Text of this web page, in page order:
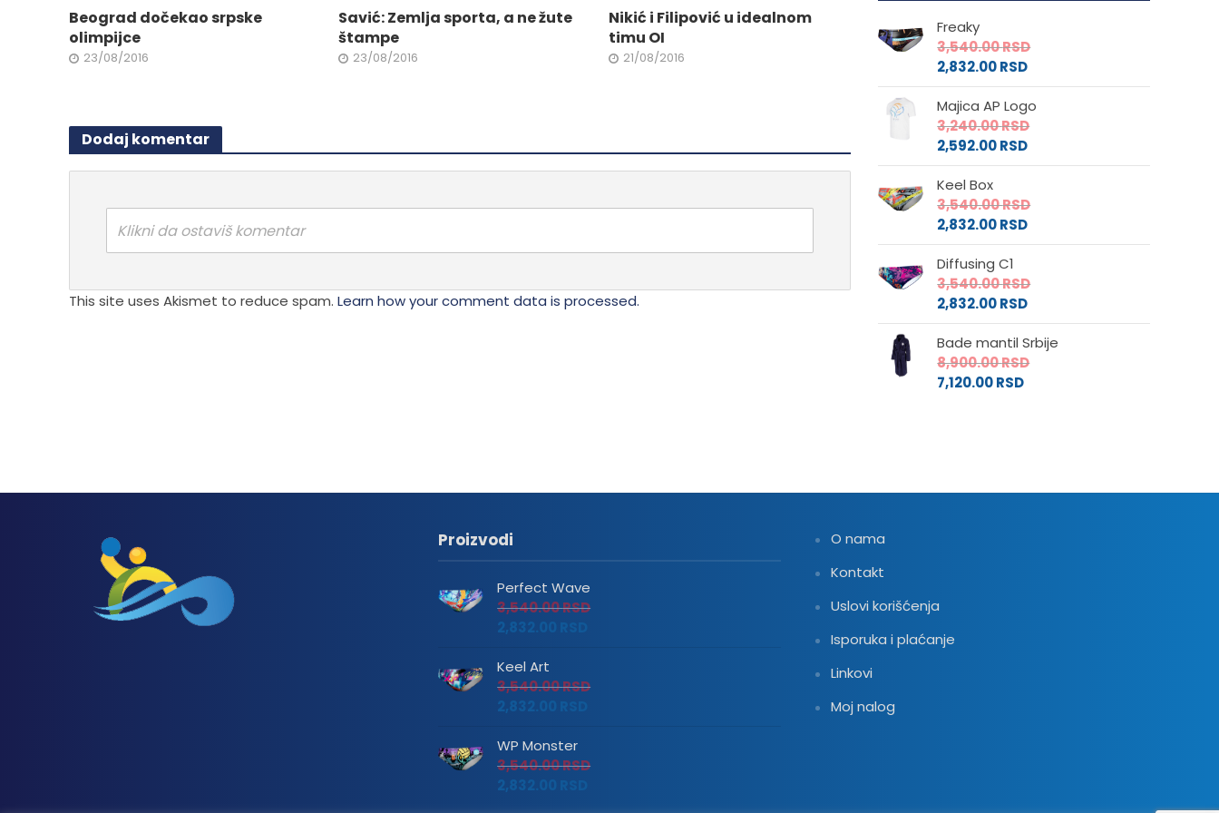
izabrane
stranici
proizvoda.
stranici
proizvoda.
Beograd dočekao srpske
olimpijce
23/08/2016
Savić: Zemlja sporta, a ne žute
štampe
23/08/2016
Nikić i Filipović u idealnom
timu OI
21/08/2016
Dodaj komentar
Klikni da ostaviš komentar
This site uses Akismet to reduce spam. Learn how your comment data is processed.
Freaky
3,540.00RSD
2,832.00RSD
Majica AP Logo
3,240.00RSD
2,592.00RSD
Keel Box
3,540.00RSD
2,832.00RSD
Diffusing C1
3,540.00RSD
2,832.00RSD
Bade mantil Srbije
8,900.00RSD
7,120.00RSD
Proizvodi
Perfect Wave
3,540.00RSD
2,832.00
Keel Art
3,540.00RSD
2,832.00
WP Monster
3,540.00RSD
2,832.00
O nama
Kontakt
Uslovi korišćenja
Isporuka i plaćanje
Linkovi
Moj nalog